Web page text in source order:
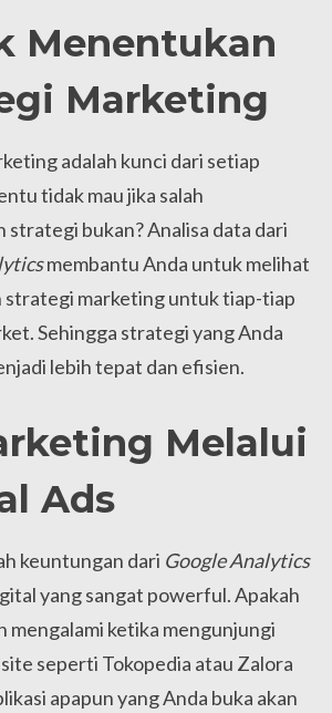
Menentukan
Marketing
adalah kunci dari setiap
tidak mau jika salah
strategi bukan? Analisa data dari
membantu Anda untuk melihat
strategi marketing untuk tiap-tiap
Sehingga strategi yang Anda
lebih tepat dan efisien.
Melalui
Ads
keuntungan dari Google Analytics
yang sangat powerful. Apakah
mengalami ketika mengunjungi
seperti Tokopedia atau Zalora
apapun yang Anda buka akan